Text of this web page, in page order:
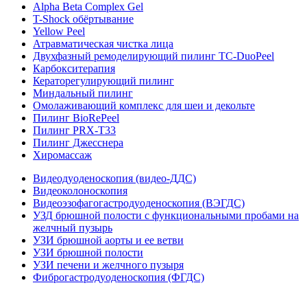
Alpha Beta Complex Gel
T-Shock обёртывание
Yellow Peel
Атравматическая чистка лица
Двухфазный ремоделирующий пилинг TC-DuoPeel
Карбокситерапия
Кераторегулирующий пилинг
Миндальный пилинг
Омолаживающий комплекс для шеи и декольте
Пилинг BioRePeel
Пилинг PRX-T33
Пилинг Джесснера
Хиромассаж
Видеодуоденоскопия (видео-ДДС)
Видеоколоноскопия
Видеоэзофагогастродуоденоскопия (ВЭГДС)
УЗД брюшной полости с функциональными пробами на
желчный пузырь
УЗИ брюшной аорты и ее ветви
УЗИ брюшной полости
УЗИ печени и желчного пузыря
Фиброгастродуоденоскопия (ФГДС)